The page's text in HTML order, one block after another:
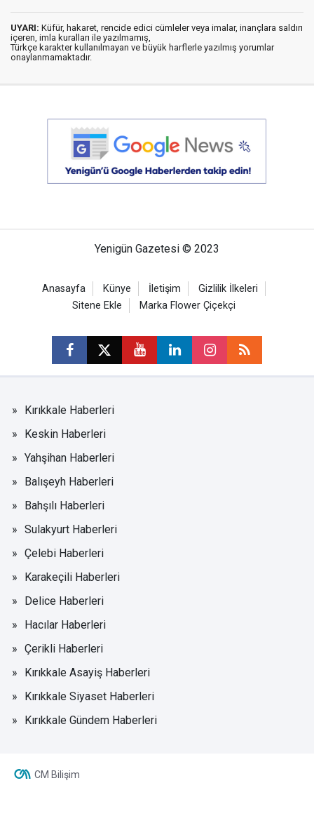
UYARI: Küfür, hakaret, rencide edici cümleler veya imalar, inançlara saldırı
içeren, imla kuralları ile yazılmamış,
Türkçe karakter kullanılmayan ve büyük harflerle yazılmış yorumlar
onaylanmamaktadır.
Yenigün Gazetesi © 2023
Anasayfa Künye İletişim
Gizlilik İlkeleri
Sitene Ekle
Marka Flower Çiçekçi
Kırıkkale Haberleri
Keskin Haberleri
Yahşihan Haberleri
Balışeyh Haberleri
Bahşılı Haberleri
Sulakyurt Haberleri
Çelebi Haberleri
Karakeçili Haberleri
Delice Haberleri
Hacılar Haberleri
Çerikli Haberleri
Kırıkkale Asayiş Haberleri
Kırıkkale Siyaset Haberleri
Kırıkkale Gündem Haberleri
CM Bilişim